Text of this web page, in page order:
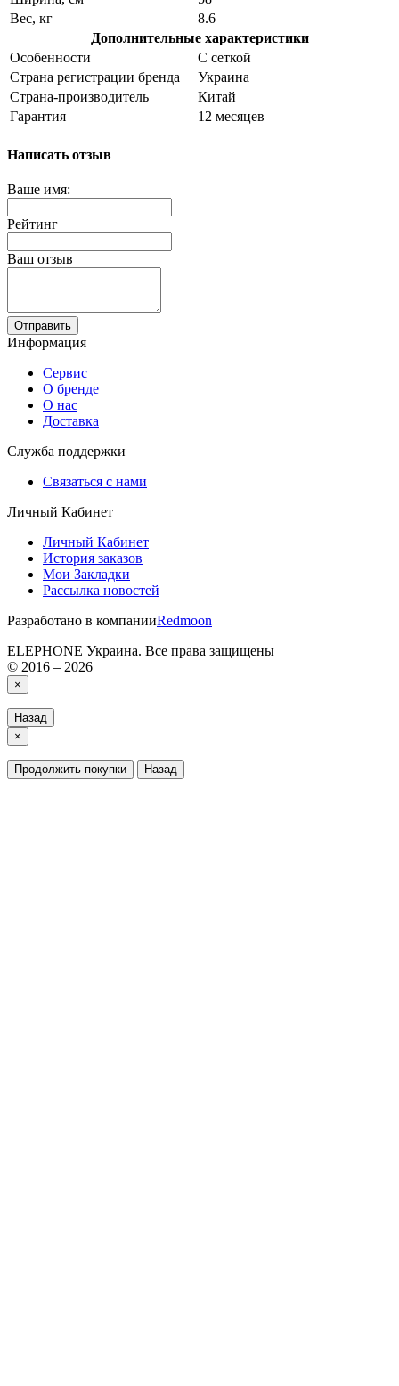
Вес, кг
8.6
Дополнительные характеристики
Особенности
С сеткой
Страна регистрации бренда
Украина
Страна-производитель
Китай
Гарантия
12 месяцев
Написать отзыв
Ваше имя:
Рейтинг
Ваш отзыв
Отправить
Информация
Сервис
О бренде
О нас
Доставка
Служба поддержки
Связаться с нами
Личный Кабинет
Личный Кабинет
История заказов
Мои Закладки
Рассылка новостей
Разработано в компанииRedmoon
ELEPHONE Украина. Все права защищены
© 2016 – 2026
×
Назад
×
Продолжить покупки Назад